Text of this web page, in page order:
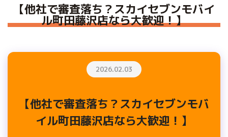
【他社で審査落ち？スカイセブンモバイ
ル町田藤沢店なら大歓迎！】
2026.02.03
【他社で審査落ち？スカイセブンモバ
イル町田藤沢店なら大歓迎！】